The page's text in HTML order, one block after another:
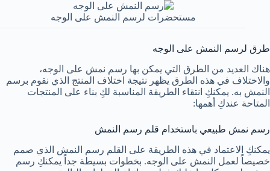
مستحضرات لرسم النمش على الوجه
طرق لرسم النمش على الوجه
هناك العديد من الطرق التي يمكن بها رسم نمش على الوجه،
والاختلاف في هذه الطرق يظهر نتيجة اختلاف المنتج الذي نقوم برسم
النمش به. يمكنكِ انتقاء الطريقة المناسبة لكِ بناء على المنتجات
المتاحة عندكِ أهمها:
رسم نمش طبيعي باستخدام قلم رسم النمش
يمكنكِ الاعتماد في هذه الطريقة على القلم رسم النمش الذي صمم
خصيصاً لعمل النمش على الوجه. بخطوات بسيطة جداً يمكنكِ رسم